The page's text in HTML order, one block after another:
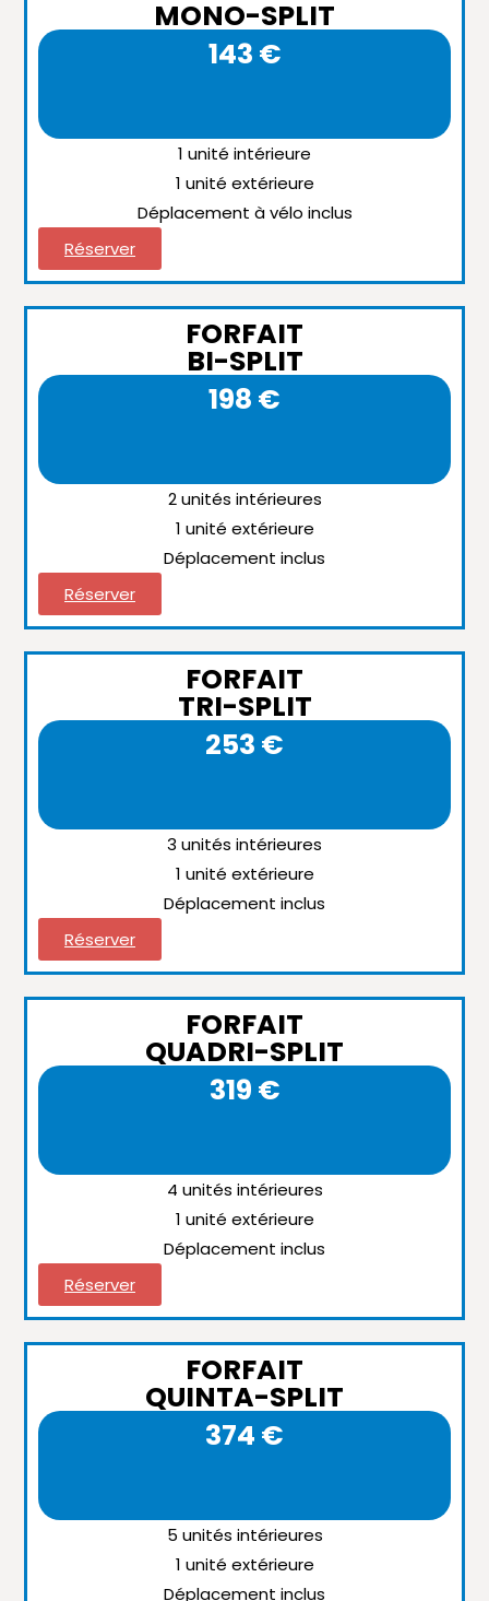
MONO-SPLIT
143 €
1 unité intérieure
1 unité extérieure
Déplacement à vélo inclus
Réserver
FORFAIT
BI-SPLIT
198 €
2 unités intérieures
1 unité extérieure
Déplacement inclus
Réserver
FORFAIT
TRI-SPLIT
253 €
3 unités intérieures
1 unité extérieure
Déplacement inclus
Réserver
FORFAIT
QUADRI-SPLIT
319 €
4 unités intérieures
1 unité extérieure
Déplacement inclus
Réserver
FORFAIT
QUINTA-SPLIT
374 €
5 unités intérieures
1 unité extérieure
Déplacement inclus